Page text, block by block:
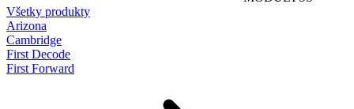
Všetky produkty
Arizona
Cambridge
First Decode
First Forward